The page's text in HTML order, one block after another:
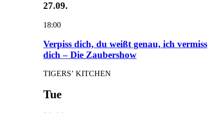
27.09.
18:00
Verpiss dich, du weißt genau, ich vermiss
dich – Die Zaubershow
TIGERS’ KITCHEN
Tue